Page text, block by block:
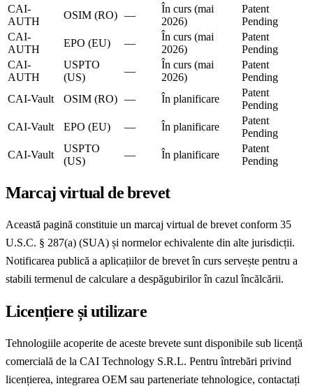
CAI-
AUTH
OSIM (RO) —
În curs (mai
2026)
Patent
Pending
CAI-
AUTH
EPO (EU) —
În curs (mai
2026)
Patent
Pending
CAI-
AUTH
USPTO
(US)
—
În curs (mai
2026)
Patent
Pending
CAI-Vault
OSIM (RO) — În planificare
Patent
Pending
CAI-Vault
EPO (EU) — În planificare
Patent
Pending
CAI-Vault
USPTO
(US)
— În planificare
Patent
Pending
Marcaj virtual de brevet
Această pagină constituie un marcaj virtual de brevet conform 35
U.S.C. § 287(a) (SUA) și normelor echivalente din alte jurisdicții.
Notificarea publică a aplicațiilor de brevet în curs servește pentru a
stabili termenul de calculare a despăgubirilor în cazul încălcării.
Licențiere și utilizare
Tehnologiile acoperite de aceste brevete sunt disponibile sub licență
comercială de la CAI Technology S.R.L. Pentru întrebări privind
licențierea, integrarea OEM sau parteneriate tehnologice, contactați